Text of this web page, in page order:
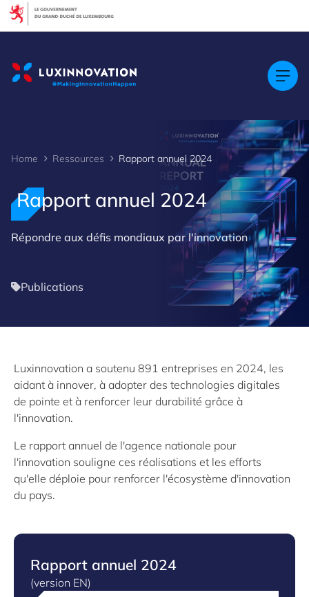
Home Ressources Rapport annuel 2024
Rapport annuel 2024
Répondre aux défis mondiaux par l'innovation
Publications
Luxinnovation a soutenu 891 entreprises en 2024, les
aidant à innover, à adopter des technologies digitales
de pointe et à renforcer leur durabilité grâce à
l'innovation.
Le rapport annuel de l'agence nationale pour
l'innovation souligne ces réalisations et les efforts
qu'elle déploie pour renforcer l'écosystème d'innovation
du pays.
Rapport annuel 2024
(version EN)
Cookies management panel